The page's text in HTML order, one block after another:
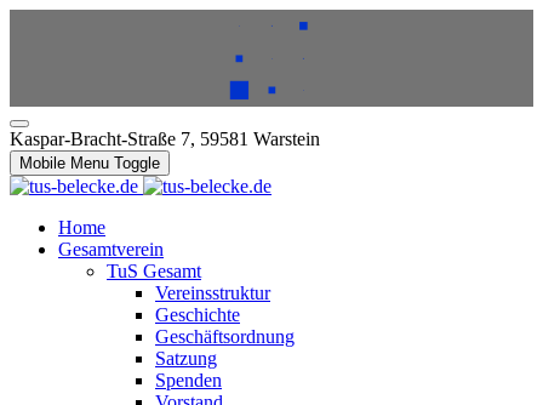
Kaspar-Bracht-Straße 7, 59581 Warstein
Mobile Menu Toggle
Home
Gesamtverein
TuS Gesamt
Vereinsstruktur
Geschichte
Geschäftsordnung
Satzung
Spenden